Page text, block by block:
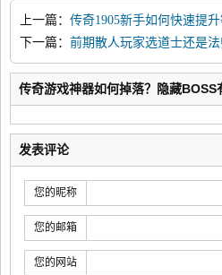
上一篇： 传奇1905新手如何快速提升
下一篇： 前期散人玩家选道士还是
加冰咆哮？
传奇游戏神器如何掉落？隐藏
发表评论
您的昵称
您的邮箱
您的网站